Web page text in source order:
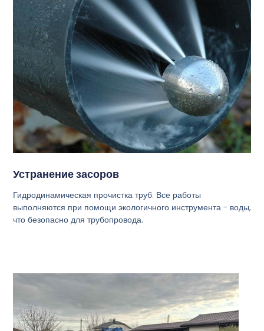
Устранение засоров
Гидродинамическая прочистка труб. Все работы
выполняются при помощи экологичного инструмента - воды,
что безопасно для трубопровода.